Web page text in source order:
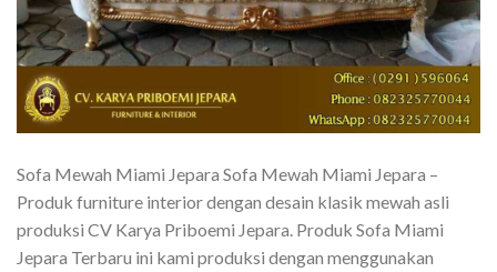
Sofa Mewah Miami Jepara Sofa Mewah Miami Jepara –
Produk furniture interior dengan desain klasik mewah asli
produksi CV Karya Priboemi Jepara. Produk Sofa Miami
Jepara Terbaru ini kami produksi dengan menggunakan